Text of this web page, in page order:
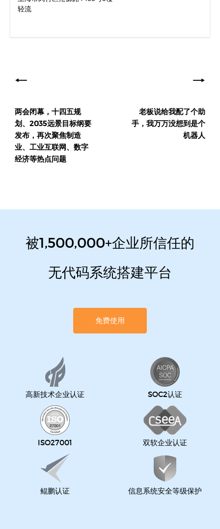
轻流
章
导
航两会闭幕，十四五规
划、2035远景目标纲要
发布，再次聚焦制造
业、工业互联网、数字
经济等热点问题
老板说给我配了个助
手，我万万没想到是个
机器人
被1,500,000+企业所信任的
无代码系统搭建平台
免费使用
高新技术企业认证 SOC2认证
ISO27001 双软企业认证
鲲鹏认证 信息系统安全等级保护